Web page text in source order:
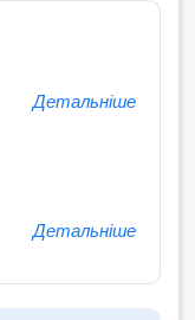
Детальніше
Детальніше